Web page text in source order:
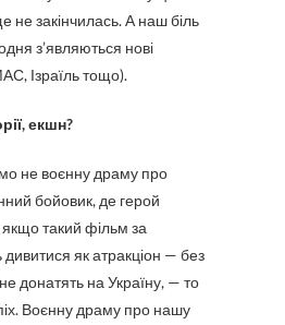
не закінчилась. А наш біль
з’являються нові
Ізраїль тощо).
екшн?
не воєнну драму про
бойовик, де герой
якщо такий фільм за
як атракціон — без
донатять на Україну, — то
Воєнну драму про нашу